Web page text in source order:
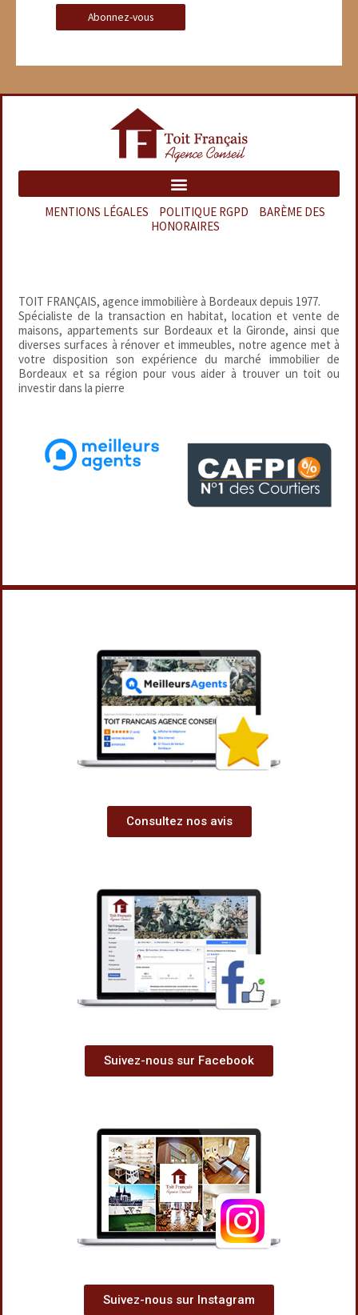
MENTIONS LÉGALES POLITIQUE RGPD
BARÈME DES
HONORAIRES
TOIT FRANÇAIS, agence immobilière à Bordeaux depuis 1977.
Spécialiste de la transaction en habitat, location et vente de
maisons, appartements sur Bordeaux et la Gironde, ainsi que
diverses surfaces à rénover et immeubles, notre agence met à
votre disposition son expérience du marché immobilier de
Bordeaux et sa région pour vous aider à trouver un toit ou
investir dans la pierre
Consultez nos avis
Suivez-nous sur Facebook
Suivez-nous sur Instagram